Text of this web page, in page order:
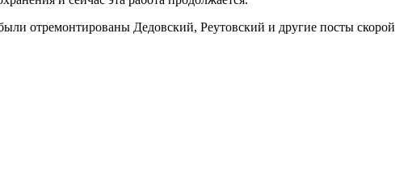
отремонтированы Дедовский, Реутовский и другие посты скорой